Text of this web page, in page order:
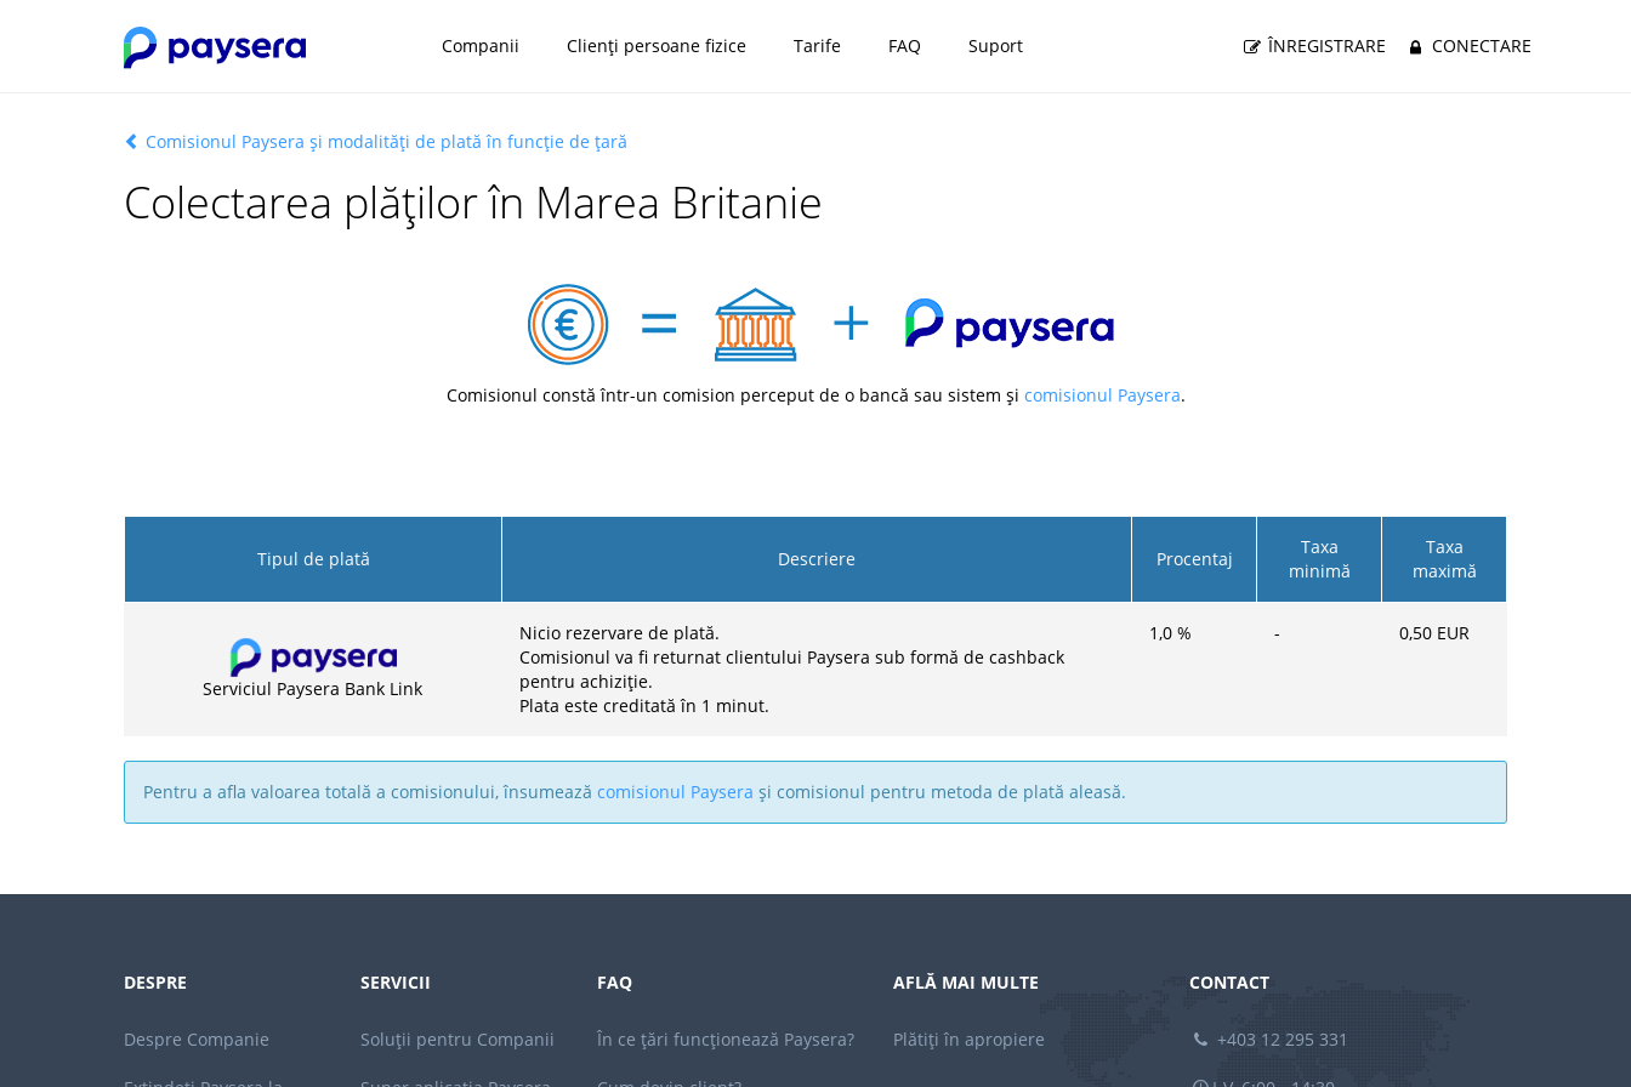
Companii Clienți persoane fizice Tarife FAQ Suport ÎNREGISTRARE CONECTARE
Comisionul Paysera și modalități de plată în funcție de țară
Colectarea plăților în Marea Britanie
Comisionul constă într-un comision perceput de o bancă sau sistem și comisionul Paysera.
Tipul de plată Descriere Procentaj
Taxa
minimă
Taxa
maximă
Serviciul Paysera Bank Link
Nicio rezervare de plată.
Comisionul va fi returnat clientului Paysera sub formă de cashback
pentru achiziție.
Plata este creditată în 1 minut.
1,0 % - 0,50 EUR
Pentru a afla valoarea totală a comisionului, însumează comisionul Paysera și comisionul pentru metoda de plată aleasă.
DESPRE
Despre Companie
SERVICII
Soluții pentru Companii
FAQ
În ce țări funcționează Paysera?
AFLĂ MAI MULTE
Plătiți în apropiere
CONTACT
+403 12 295 331